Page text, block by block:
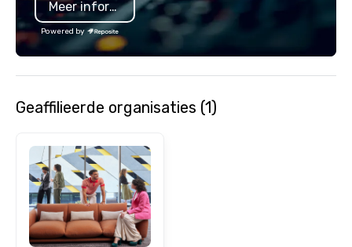
Meer informatie
Powered by
Geaffilieerde organisaties (1)